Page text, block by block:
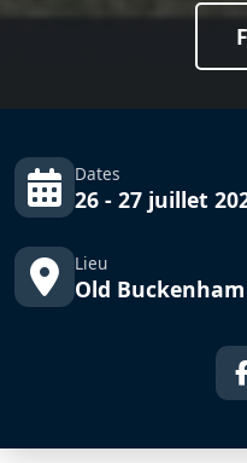
Dates
26 - 27 juillet
Lieu
Old